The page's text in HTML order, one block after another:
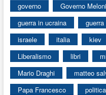
governo
Governo Meloni
guerra in ucraina
israele
italia kiev
Liberalismo
libri
Mario Draghi
matteo
Papa Francesco
politica